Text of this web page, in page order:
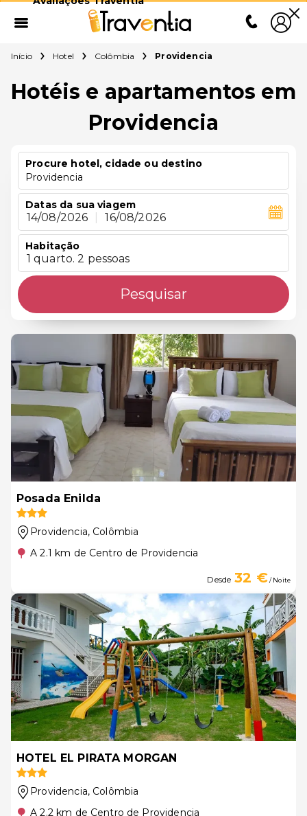
Início Hotel Colômbia Providencia
Hotéis e apartamentos em
Providencia
Procure hotel, cidade ou destino
Providencia
Datas da sua viagem
14/08/2026 16/08/2026
Habitação
1 quarto. 2 pessoas
Pesquisar
Posada Enilda
Providencia, Colômbia
A 2.1 km de Centro de Providencia
Desde 32 €/ Noite
HOTEL EL PIRATA MORGAN
Providencia, Colômbia
A 2.2 km de Centro de Providencia